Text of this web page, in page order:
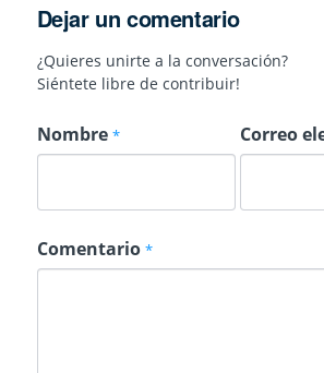
Dejar un comentario
¿Quieres unirte a la conversación?
Siéntete libre de contribuir!
Nombre * Correo
Comentario *